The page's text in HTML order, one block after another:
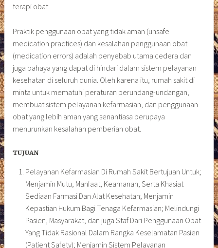
terapi obat.
Praktik penggunaan obat yang tidak aman (unsafe
medication practices) dan kesalahan penggunaan obat
(medication errors) adalah penyebab utama cedera dan
juga bahaya yang dapat di hindari dalam sistem pelayanan
kesehatan di seluruh dunia. Oleh karena itu, rumah sakit di
minta untuk mematuhi peraturan perundang-undangan,
membuat sistem pelayanan kefarmasian, dan penggunaan
obat yang lebih aman yang senantiasa berupaya
menurunkan kesalahan pemberian obat.
TUJUAN
Pelayanan Kefarmasian Di Rumah Sakit Bertujuan Untuk;
Menjamin Mutu, Manfaat, Keamanan, Serta Khasiat
Sediaan Farmasi Dan Alat Kesehatan; Menjamin
Kepastian Hukum Bagi Tenaga Kefarmasian; Melindungi
Pasien, Masyarakat, dan juga Staf Dari Penggunaan Obat
Yang Tidak Rasional Dalam Rangka Keselamatan Pasien
(Patient Safety); Menjamin Sistem Pelayanan